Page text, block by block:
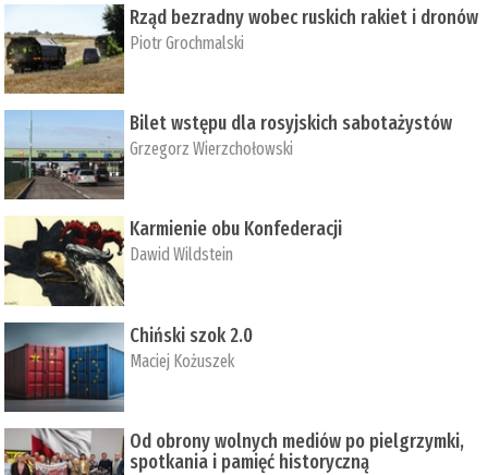
Rząd bezradny wobec ruskich rakiet i dronów
Piotr Grochmalski
Bilet wstępu dla rosyjskich sabotażystów
Grzegorz Wierzchołowski
Karmienie obu Konfederacji
Dawid Wildstein
Chiński szok 2.0
Maciej Kożuszek
Od obrony wolnych mediów po pielgrzymki,
spotkania i pamięć historyczną